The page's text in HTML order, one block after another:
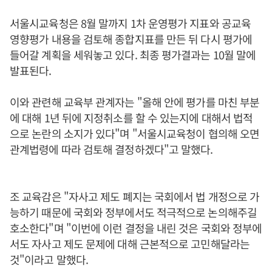
서울시교육청은 8월 말까지 1차 운영평가 지표와 공교육
영향평가 내용을 검토해 종합지표를 만든 뒤 다시 평가에
들어갈 계획을 세워놓고 있다. 최종 평가결과는 10월 말에
발표된다.
이와 관련해 교육부 관계자는 "올해 안에 평가를 마친 부분
에 대해 1년 뒤에 지정취소를 할 수 있는지에 대해서 법적
으로 논란의 소지가 있다"며 "서울시교육청이 협의해 오면
관계법령에 따라 검토해 결정하겠다"고 말했다.
조 교육감은 "자사고 제도 폐지는 국회에서 법 개정으로 가
능하기 때문에 국회와 정부에서도 적극적으로 논의해주길
호소한다"며 "이번에 이런 결정을 내린 것은 국회와 정부에
서도 자사고 제도 문제에 대해 근본적으로 고민해달라는
것"이라고 말했다.